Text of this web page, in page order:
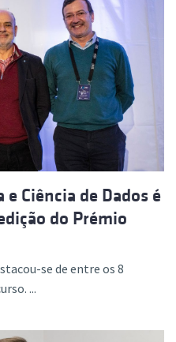
Ciência de Dados é
do Prémio
se de entre os 8
...